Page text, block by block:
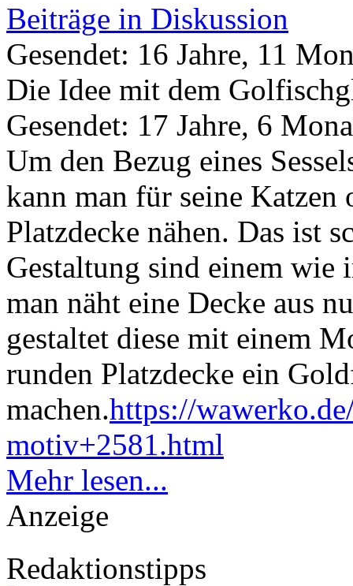
Beiträge in Diskussion
Gesendet: 16 Jahre, 11
Die Idee mit dem
Gesendet: 17 Jahre, 6
Um den Bezug eines
kann man für seine Katzen
Platzdecke nähen. Das ist
Gestaltung sind einem wie
man näht eine Decke aus
gestaltet diese mit einem
runden Platzdecke ein
machen.https://
motiv+2581.html
Mehr lesen...
Anzeige
Redaktionstipps